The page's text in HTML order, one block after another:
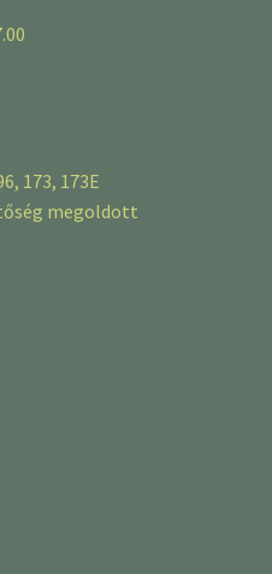
173, 173E
megoldott